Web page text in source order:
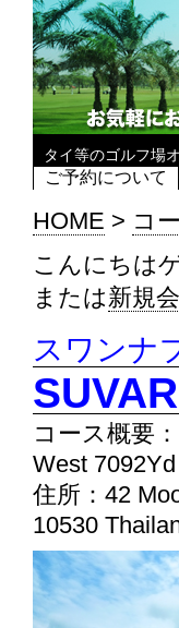
タイ等のゴルフ場
ご予約について
HOME > コ
こんにちは
または新規
スワンナ
コース概要
West
住所：42
10530